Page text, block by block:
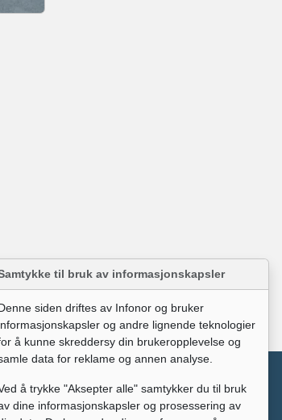
broomguiden?
til bruk av informasjonskapsler
siden driftes av Infonor og bruker
og andre lignende teknologier
å kunne skreddersy din brukeropplevelse og
data for reklame og annen analyse.
å trykke "Aksepter alle" samtykker du til bruk
dine informasjonskapsler og prosessering av